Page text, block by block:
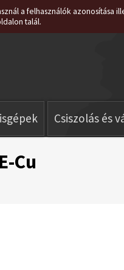
a felhasználók azonosítása
talál.
Csiszolás és
Cu